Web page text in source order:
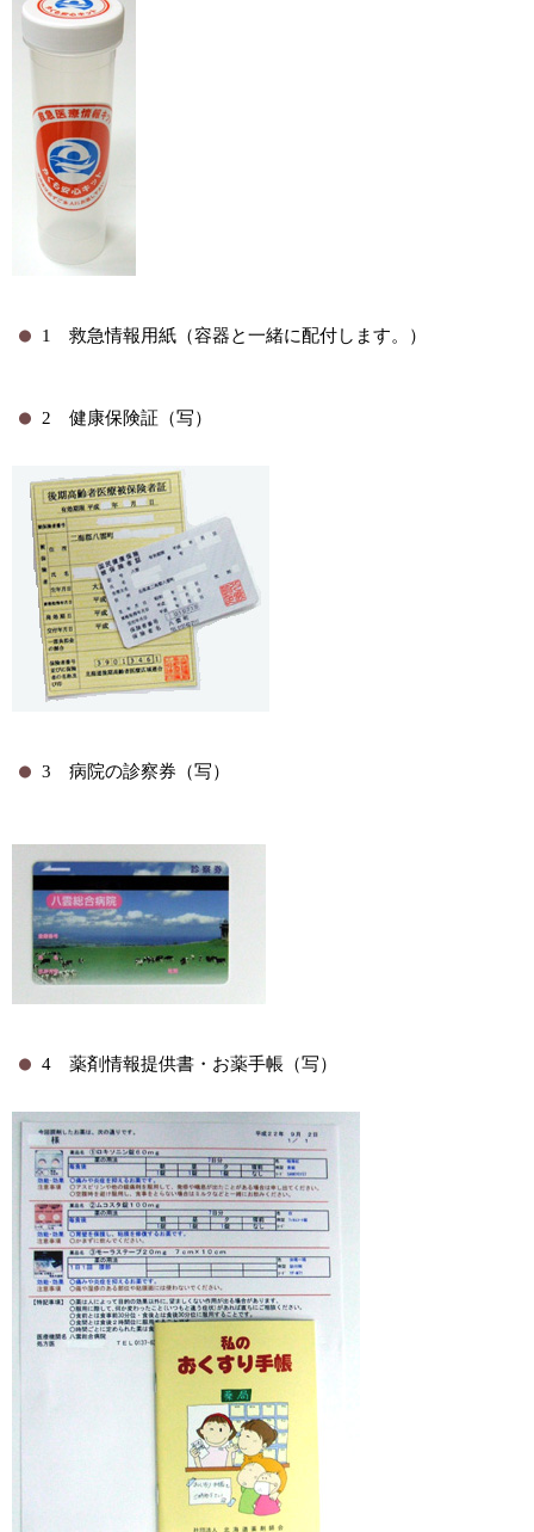
1 救急情報用紙（容器と一緒に配付します。）
2 健康保険証（写）
3 病院の診察券（写）
4 薬剤情報提供書・お薬手帳（写）